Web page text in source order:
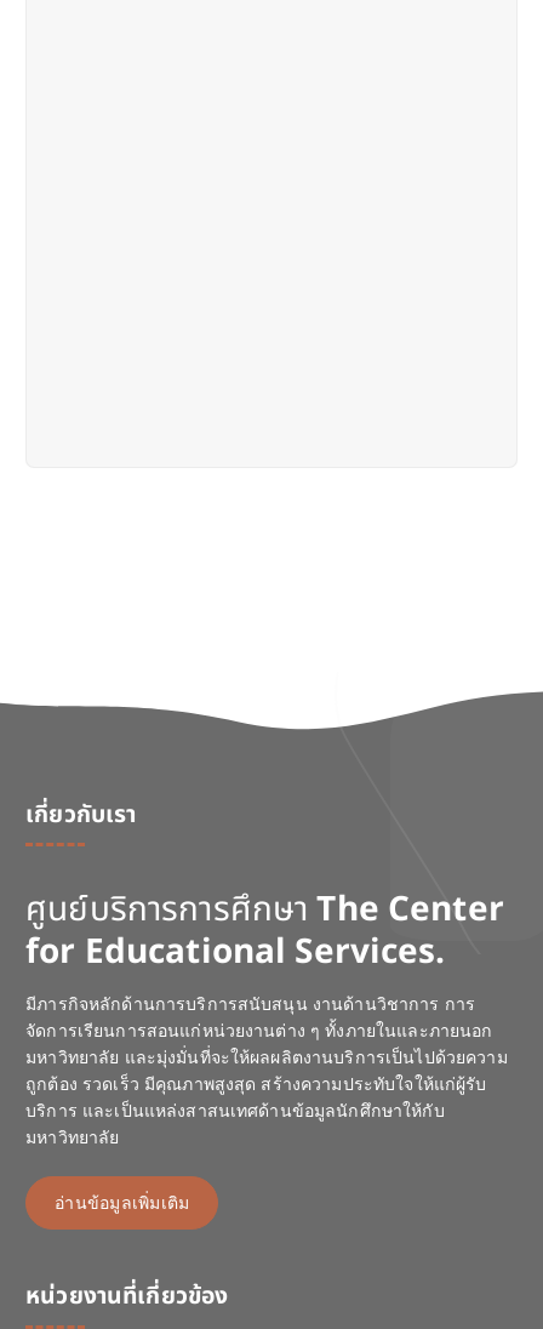
เกี่ยวกับเรา
ศูนย์บริการการศึกษา The Center
for Educational Services.
มีภารกิจหลักด้านการบริการสนับสนุน งานด้านวิชาการ การ
จัดการเรียนการสอนแก่หน่วยงานต่าง ๆ ทั้งภายในและภายนอก
มหาวิทยาลัย และมุ่งมั่นที่จะให้ผลผลิตงานบริการเป็นไปด้วยความ
ถูกต้อง รวดเร็ว มีคุณภาพสูงสุด สร้างความประทับใจให้แก่ผู้รับ
บริการ และเป็นแหล่งสาสนเทศด้านข้อมูลนักศึกษาให้กับ
มหาวิทยาลัย
อ่านข้อมูลเพิ่มเติม
หน่วยงานที่เกี่ยวข้อง